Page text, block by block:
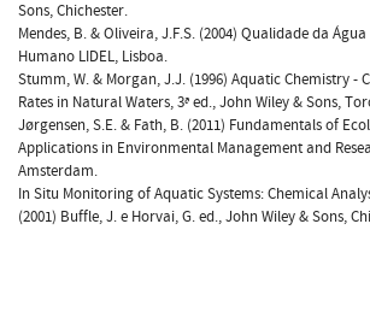
Sons, Chichester.
Mendes, B. & Oliveira, J.F.S. (2004) Qualidade da
Humano LIDEL, Lisboa.
Stumm, W. & Morgan, J.J. (1996) Aquatic Chemistry
Rates in Natural Waters, 3ª ed., John Wiley & Sons,
Jørgensen, S.E. & Fath, B. (2011) Fundamentals of
Applications in Environmental Management and
Amsterdam.
In Situ Monitoring of Aquatic Systems: Chemical
(2001) Buffle, J. e Horvai, G. ed., John Wiley & Sons,